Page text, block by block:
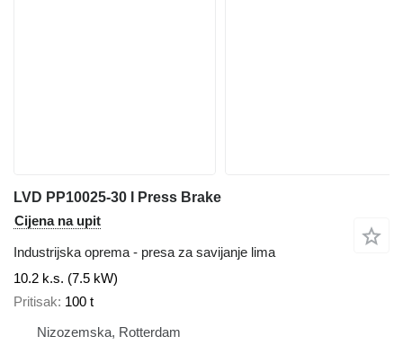
LVD PP10025-30 I Press Brake
Cijena na upit
Industrijska oprema - presa za savijanje lima
10.2 k.s. (7.5 kW)
Pritisak 100 t
Nizozemska, Rotterdam